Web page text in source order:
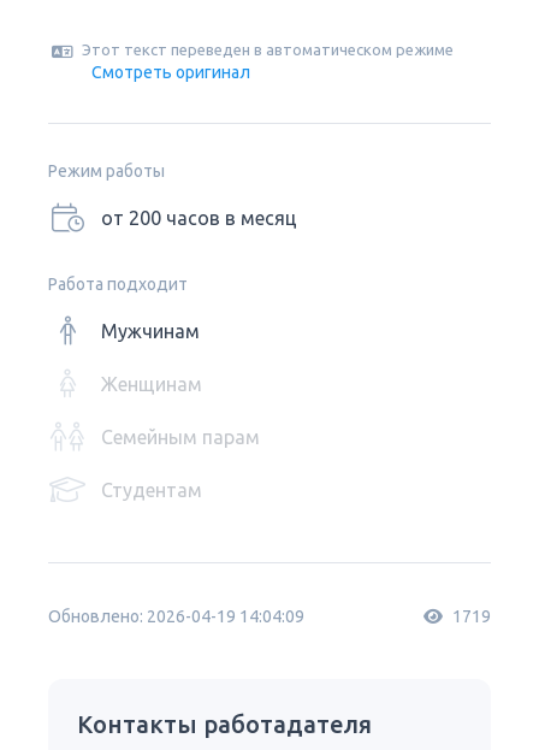
Этот текст переведен в автоматическом режиме
Смотреть оригинал
Режим работы
от 200 часов в месяц
Работа подходит
Мужчинам
Женщинам
Семейным парам
Студентам
Обновлено: 2026-04-19 14:04:09 1719
Контакты работадателя